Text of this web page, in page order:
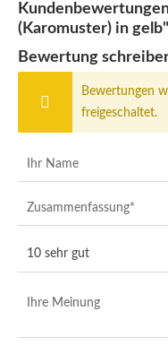
(Karomuster) in gelb"
Bewertung
Bewertungen
freigeschaltet.